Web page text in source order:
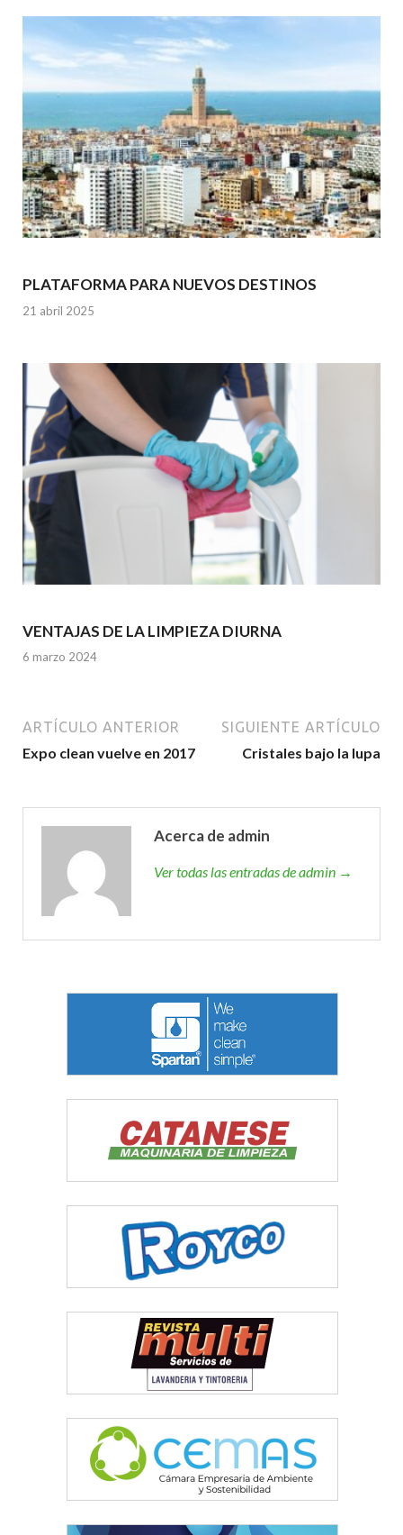
PLATAFORMA PARA NUEVOS DESTINOS
21 abril 2025
VENTAJAS DE LA LIMPIEZA DIURNA
6 marzo 2024
ARTÍCULO ANTERIOR
Expo clean vuelve en 2017
SIGUIENTE ARTÍCULO
Cristales bajo la lupa
Acerca de admin
Ver todas las entradas de admin →